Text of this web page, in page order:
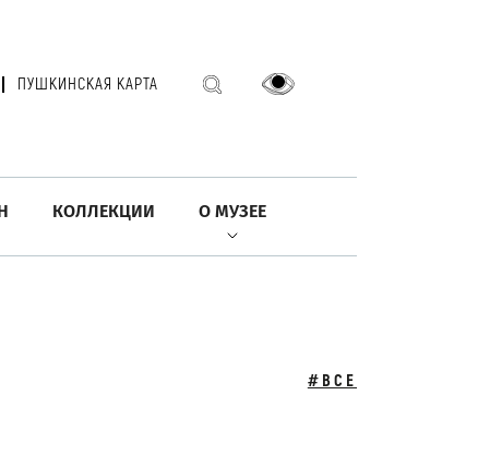
ПУШКИНСКАЯ КАРТА
КОЛЛЕКЦИИ О МУЗЕЕ
#ВСЕ